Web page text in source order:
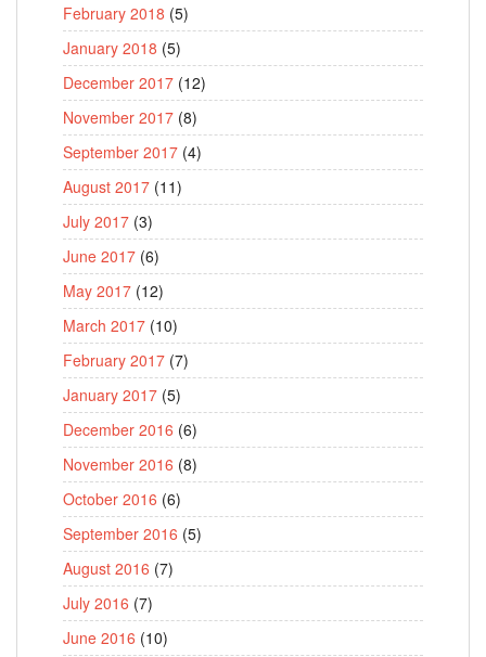
February 2018 (5)
January 2018 (5)
December 2017 (12)
November 2017 (8)
September 2017 (4)
August 2017 (11)
July 2017 (3)
June 2017 (6)
May 2017 (12)
March 2017 (10)
February 2017 (7)
January 2017 (5)
December 2016 (6)
November 2016 (8)
October 2016 (6)
September 2016 (5)
August 2016 (7)
July 2016 (7)
June 2016 (10)